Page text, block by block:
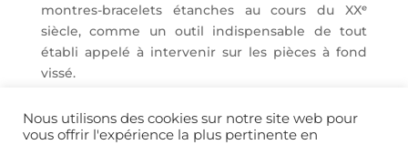
montres-bracelets étanches au cours du XXᵉ
siècle, comme un outil indispensable de tout
établi appelé à intervenir sur les pièces à fond
vissé.
Nous utilisons des cookies sur notre site web pour
vous offrir l'expérience la plus pertinente en